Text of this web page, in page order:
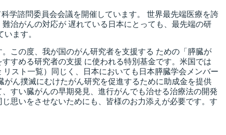
学諮問委員会会議を開催しています。 世界最先端医療を誇
治がんの対応が 遅れている日本にとっても、最先端の研
ます。
この度、我が国のがん研究者を支援する ための「膵臓が
すめる研究者の支援 に使われる特別基金です。米国では
スト一覧）同じく、日本においても日本膵臓学会メンバー
ん撲滅にむけたがん研究を促進するために助成金を提供
すい臓がんの早期発見、進行がんでも治せる治療法の開発
思いをさせないためにも、皆様のお力添えが必要です。す